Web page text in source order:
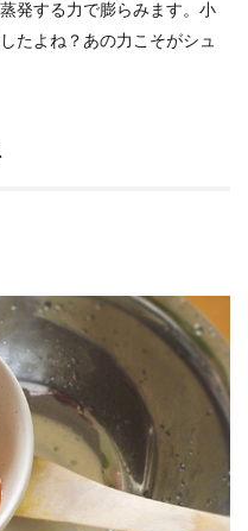
発する力で膨らみます。小
たよね？あの力こそがシュ